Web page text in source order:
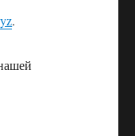
.